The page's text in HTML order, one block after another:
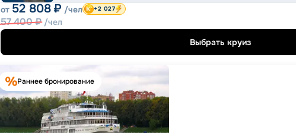
от 52 808 ₽ /чел
57 400₽ /чел
+2 027
Выбрать круиз
Раннее бронирование